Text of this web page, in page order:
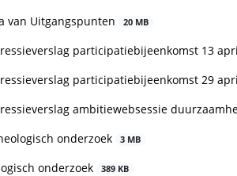
van Uitgangspunten 20 MB
participatiebijeenkomst 13
participatiebijeenkomst 29
ambitiewebsessie
onderzoek 3 MB
onderzoek 389 KB